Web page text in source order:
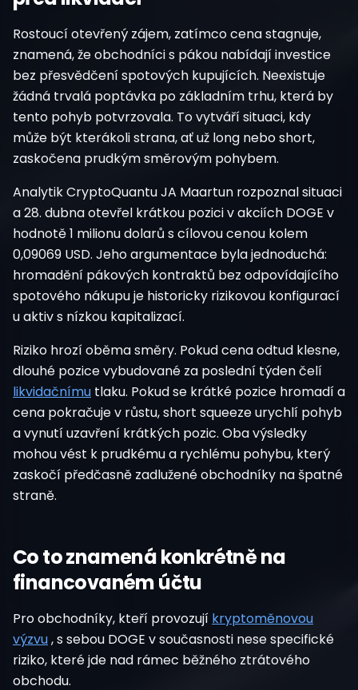
Rostoucí otevřený zájem, zatímco cena stagnuje,
znamená, že obchodníci s pákou nabídají investice
bez přesvědčení spotových kupujících. Neexistuje
žádná trvalá poptávka po základním trhu, která by
tento pohyb potvrzovala. To vytváří situaci, kdy
může být kterákoli strana, ať už long nebo short,
zaskočena prudkým směrovým pohybem.
Analytik CryptoQuantu JA Maartun rozpoznal situaci
a 28. dubna otevřel krátkou pozici v akciích DOGE v
hodnotě 1 milionu dolarů s cílovou cenou kolem
0,09069 USD. Jeho argumentace byla jednoduchá:
hromadění pákových kontraktů bez odpovídajícího
spotového nákupu je historicky rizikovou konfigurací
u aktiv s nízkou kapitalizací.
Riziko hrozí oběma směry. Pokud cena odtud klesne,
dlouhé pozice vybudované za poslední týden čelí
likvidačnímu tlaku. Pokud se krátké pozice hromadí a
cena pokračuje v růstu, short squeeze urychlí pohyb
a vynutí uzavření krátkých pozic. Oba výsledky
mohou vést k prudkému a rychlému pohybu, který
zaskočí předčasně zadlužené obchodníky na špatné
straně.
Co to znamená konkrétně na
financovaném účtu
Pro obchodníky, kteří provozují kryptoměnovou
výzvu, s sebou DOGE v současnosti nese specifické
riziko, které jde nad rámec běžného ztrátového
obchodu.